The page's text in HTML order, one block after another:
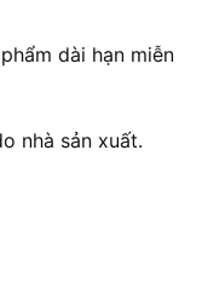
dài hạn miễn
nhà sản xuất.